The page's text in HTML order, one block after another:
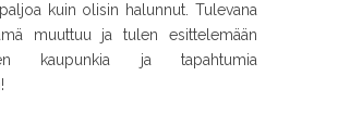
kuin olisin halunnut. Tulevana
muuttuu ja tulen esittelemään
kaupunkia ja tapahtumia